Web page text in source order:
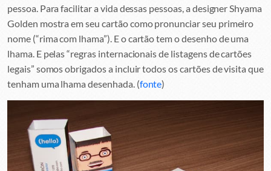
pessoa. Para facilitar a vida dessas pessoas, a designer Shyama
Golden mostra em seu cartão como pronunciar seu primeiro
nome (“rima com lhama”). E o cartão tem o desenho de uma
lhama. E pelas “regras internacionais de listagens de cartões
legais” somos obrigados a incluir todos os cartões de visita que
tenham uma lhama desenhada. (fonte)